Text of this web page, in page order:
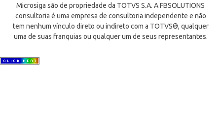
Microsiga são de propriedade da TOTVS S.A. A FBSOLUTIONS
consultoria é uma empresa de consultoria independente e não
tem nenhum vínculo direto ou indireto com a TOTVS®, qualquer
uma de suas franquias ou qualquer um de seus representantes.